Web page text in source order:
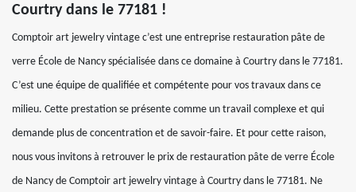
Courtry dans le 77181 !
Comptoir art jewelry vintage c’est une entreprise restauration pâte de
verre École de Nancy spécialisée dans ce domaine à Courtry dans le 77181.
C’est une équipe de qualifiée et compétente pour vos travaux dans ce
milieu. Cette prestation se présente comme un travail complexe et qui
demande plus de concentration et de savoir-faire. Et pour cette raison,
nous vous invitons à retrouver le prix de restauration pâte de verre École
de Nancy de Comptoir art jewelry vintage à Courtry dans le 77181. Ne